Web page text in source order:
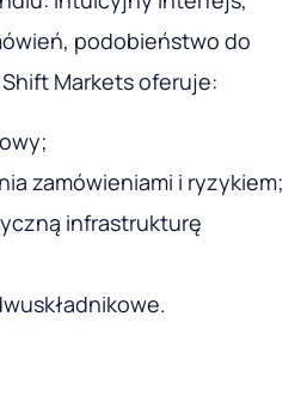
podobieństwo do
Markets oferuje:
zamówieniami i ryzykiem;
infrastrukturę